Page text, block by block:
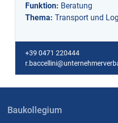
Funktion: Beratung
Thema: Transport und
+39 0471 220444
Baukollegium